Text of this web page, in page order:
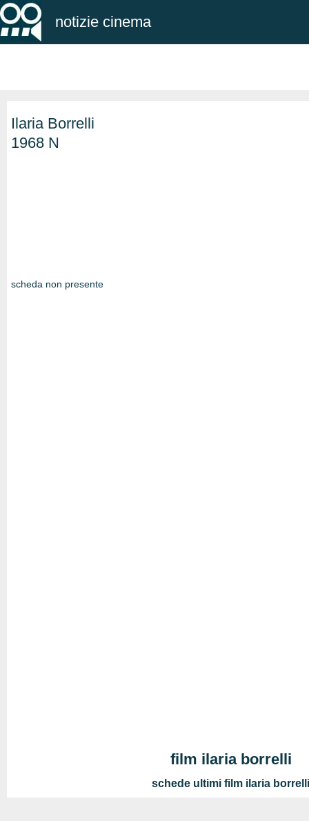
notizie cinema
Ilaria Borrelli
1968 N
scheda non presente
film ilaria borrelli
schede ultimi film ilaria